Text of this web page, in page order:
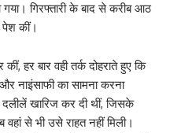
गिरफ्तारी के बाद से करीब आठ
पेश कीं।
हर बार वही तर्क दोहराते हुए कि
नाइंसाफी का सामना करना
खारिज कर दी थीं, जिसके
से भी उसे राहत नहीं मिली।